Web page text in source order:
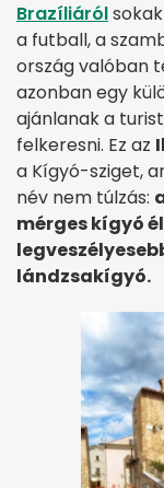
Brazíliáról
a futball, a
ország valóban
azonban egy
ajánlanak a
felkeresni. Ez az
a Kígyó-sziget,
név nem túlzás:
mérges kígyó
lándzsakígyó.